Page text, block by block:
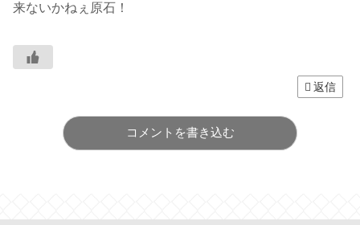
来ないかねぇ原石！
返信
コメントを書き込む